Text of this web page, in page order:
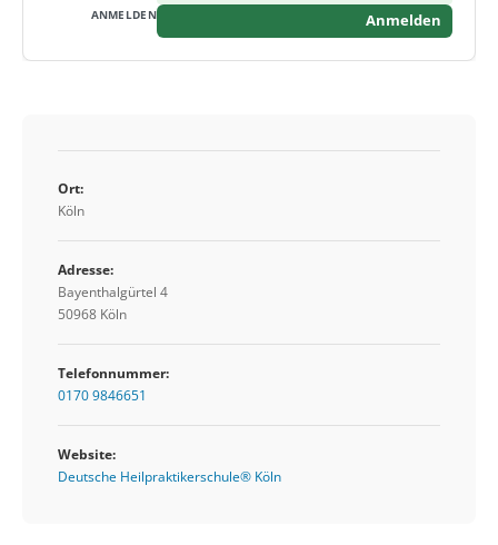
Anmelden
Ort:
Köln
Adresse:
Bayenthalgürtel 4
50968 Köln
Telefonnummer:
0170 9846651
Website:
Deutsche Heilpraktikerschule® Köln